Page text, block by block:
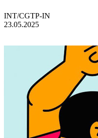
INT/CGTP-IN
23.05.2025